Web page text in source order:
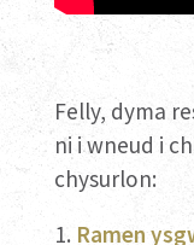
Felly, dyma
ni i wneud i
chysurlon:
Ramen